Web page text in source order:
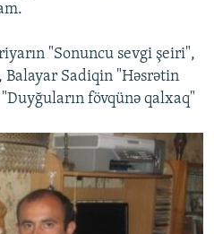
"Sonuncu sevgi şeiri",
Balayar Sadiqin "Həsrətin
fövqünə qalxaq"